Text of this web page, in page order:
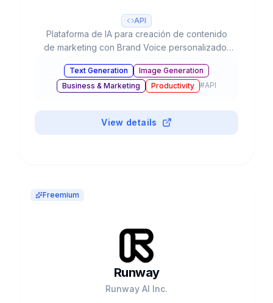
API
Plataforma de IA para creación de contenido
de marketing con Brand Voice personalizado,
en equipo. Usado por 20% del Fortune 500.
Text Generation
Image Generation
Business & Marketing
Productivity #API
View details
Freemium
Runway
Runway AI Inc.